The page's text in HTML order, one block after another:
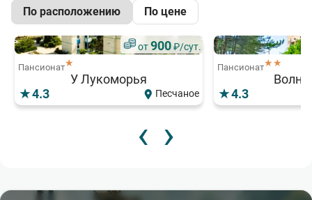
По расположению По цене
от900₽/сут.
Пансионат★
У Лукоморья
4.3
Песчаное
Пансионат★★
4.3
‹ ›
Крымские дачи